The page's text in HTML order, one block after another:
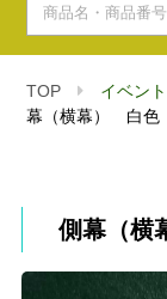
TOP イベン
幕（横幕） 白
側幕（